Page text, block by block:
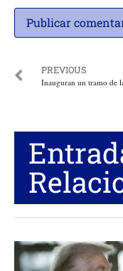
PREVIOUS